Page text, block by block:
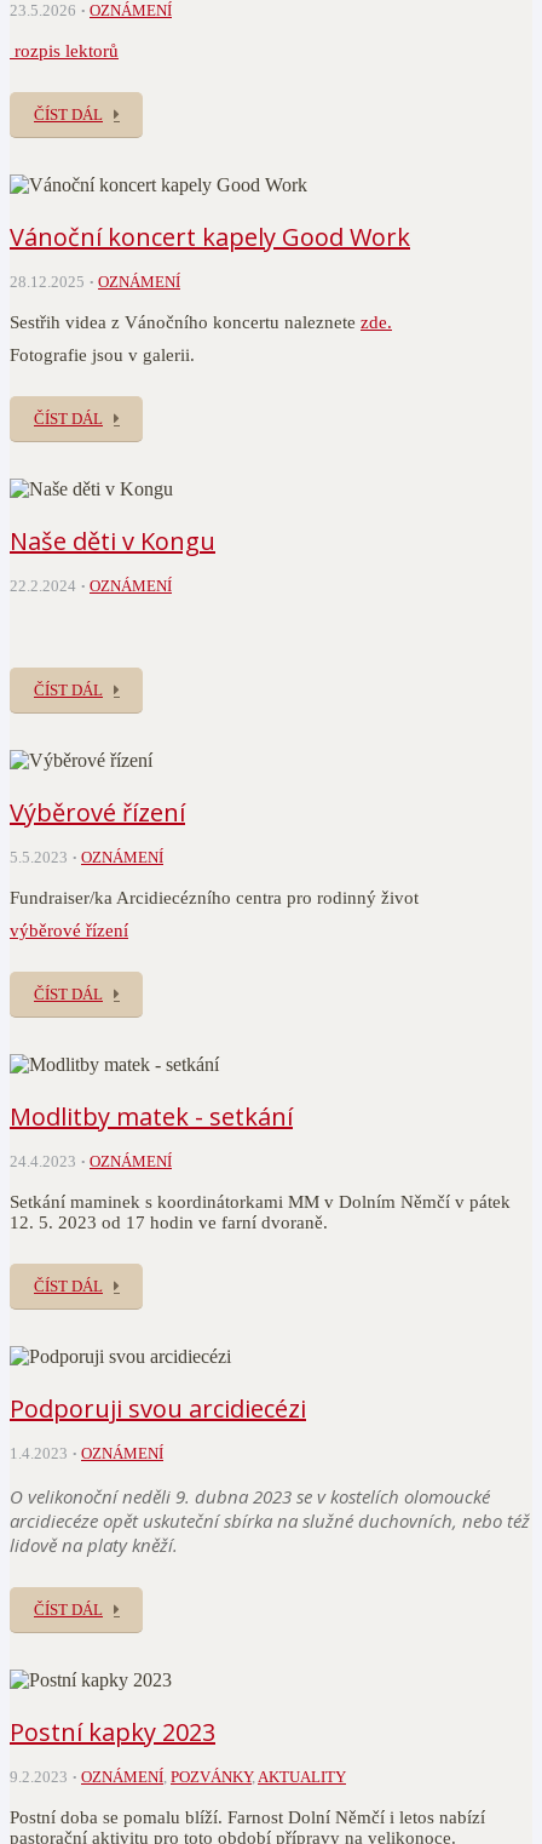
23.5.2026 OZNÁMENÍ
rozpis lektorů
ČÍST DÁL
Vánoční koncert kapely Good Work
28.12.2025 OZNÁMENÍ
Sestřih videa z Vánočního koncertu naleznete zde.
Fotografie jsou v galerii.
ČÍST DÁL
Naše děti v Kongu
22.2.2024 OZNÁMENÍ
ČÍST DÁL
Výběrové řízení
5.5.2023 OZNÁMENÍ
Fundraiser/ka Arcidiecézního centra pro rodinný život
výběrové řízení
ČÍST DÁL
Modlitby matek - setkání
24.4.2023 OZNÁMENÍ
Setkání maminek s koordinátorkami MM v Dolním Němčí v pátek
12. 5. 2023 od 17 hodin ve farní dvoraně.
ČÍST DÁL
Podporuji svou arcidiecézi
1.4.2023 OZNÁMENÍ
O velikonoční neděli 9. dubna 2023 se v kostelích olomoucké
arcidiecéze opět uskuteční sbírka na služné duchovních, nebo též
lidově na platy kněží.
ČÍST DÁL
Postní kapky 2023
9.2.2023 OZNÁMENÍ, POZVÁNKY,AKTUALITY
Postní doba se pomalu blíží. Farnost Dolní Němčí i letos nabízí
pastorační aktivitu pro toto období přípravy na velikonoce.